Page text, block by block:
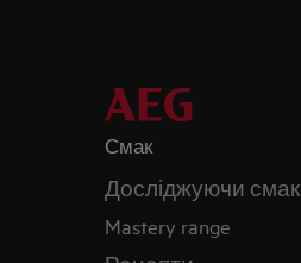
Смак
Досліджуючи смак
Mastery range